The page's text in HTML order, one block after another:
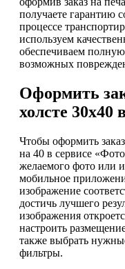
получаете гарантию
процессе
используем
обеспечиваем
возможных
Оформить
холсте 30х40
Чтобы оформить
на 40 в сервисе
желаемого фото или
мобильное
изображение
достичь лучшего
изображения
настроить
также выбрать
фильтры.